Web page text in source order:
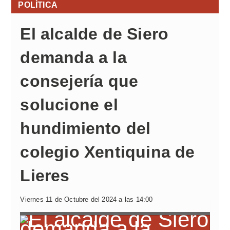
POLÍTICA
El alcalde de Siero
demanda a la
consejería que
solucione el
hundimiento del
colegio Xentiquina de
Lieres
Viernes 11 de Octubre del 2024 a las 14:00